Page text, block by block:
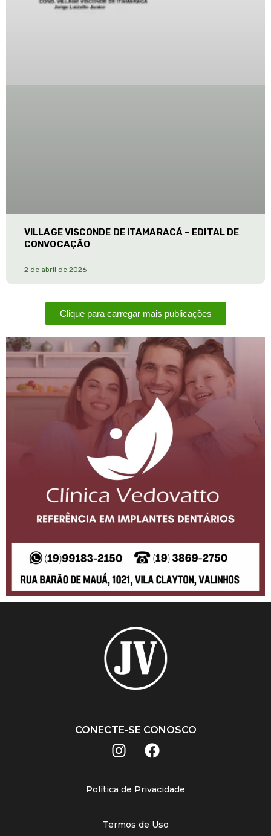
VILLAGE VISCONDE DE ITAMARACÁ – EDITAL DE
CONVOCAÇÃO
2 de abril de 2026
Clique para carregar mais publicações
CONECTE-SE CONOSCO
Política de Privacidade
Termos de Uso